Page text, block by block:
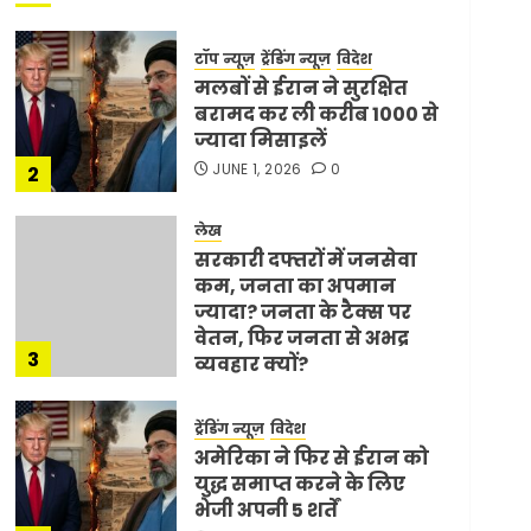
2
टॉप न्यूज़ ट्रेंडिंग न्यूज़ विदेश
मलबों से ईरान ने सुरक्षित
बरामद कर ली करीब 1000 से
ज्यादा मिसाइलें
JUNE 1, 2026 0
3
लेख
सरकारी दफ्तरों में जनसेवा
कम, जनता का अपमान
ज्यादा? जनता के टैक्स पर
वेतन, फिर जनता से अभद्र
व्यवहार क्यों?
ट्रेंडिंग न्यूज़ विदेश
अमेरिका ने फिर से ईरान को
युद्ध समाप्त करने के लिए
भेजी अपनी 5 शर्तें